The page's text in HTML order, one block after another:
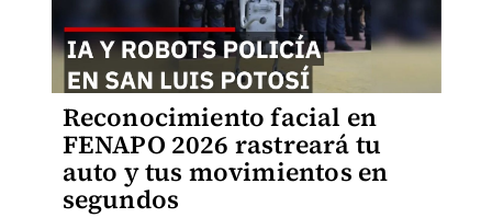
Reconocimiento facial en
FENAPO 2026 rastreará tu
auto y tus movimientos en
segundos